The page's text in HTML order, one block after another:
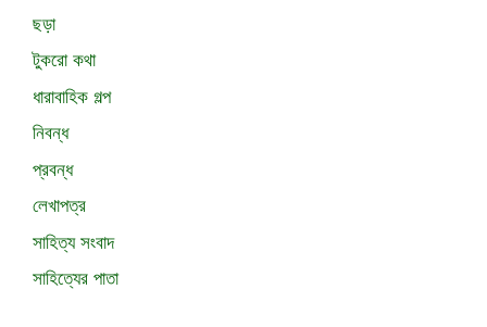
ছড়া
টুকরো কথা
ধারাবাহিক গল্প
নিবন্ধ
প্রবন্ধ
লেখাপত্র
সাহিত্য সংবাদ
সাহিত্যের পাতা